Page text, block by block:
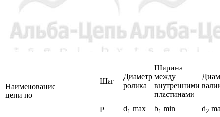
Наименование
цепи по
Шаг
Диаметр
ролика
Ширина
между
внутренними
пластинами
P d1 max b1 min d2